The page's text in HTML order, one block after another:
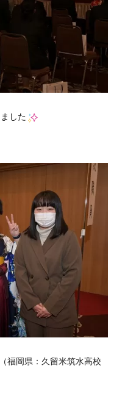
した
岡県：久留米筑水高校